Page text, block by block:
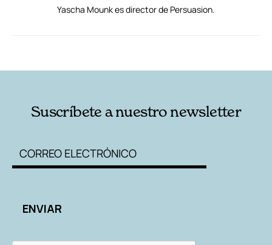
Yascha Mounk es director de Persuasion.
Suscríbete a nuestro newsletter